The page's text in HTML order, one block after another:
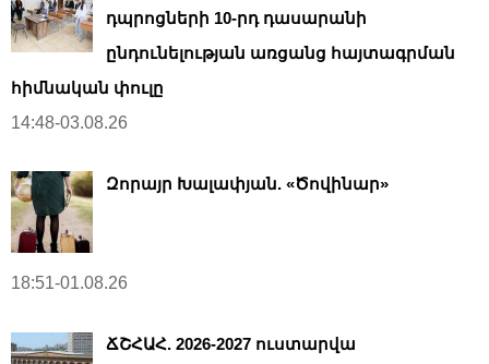
դպրոցների 10-րդ դասարանի
ընդունելության առցանց հայտագրման
հիմնական փուլը
14:48-03.08.26
Զորայր Խալափյան. «Ծովինար»
18:51-01.08.26
ՃՇՀԱՀ. 2026-2027 ուստարվա